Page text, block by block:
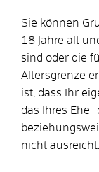
Sie können
18 Jahre alt
sind oder die
Altersgrenze
ist, dass Ihr
das Ihres
nicht ausreicht.